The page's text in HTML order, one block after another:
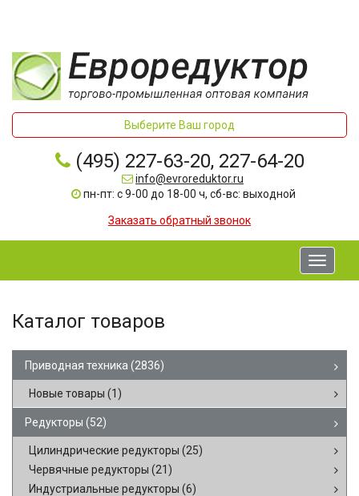
Выберите Ваш город
(495) 227-63-20, 227-64-20
info@evroreduktor.ru
пн-пт: с 9-00 до 18-00 ч, сб-вс: выходной
Заказать обратный звонок
Toggle
Каталог товаров
Приводная техника (2836)
Новые товары (1)
Редукторы (52)
Цилиндрические редукторы (25)
Червячные редукторы (21)
Индустриальные редукторы (6)